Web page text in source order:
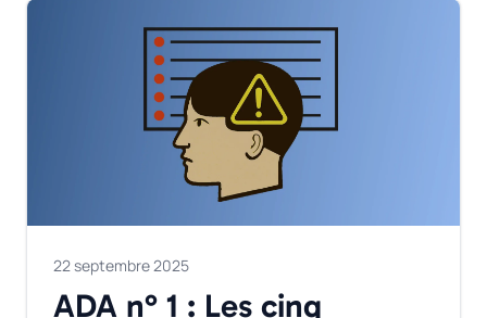
22 septembre 2025
ADA n° 1 : Les cinq